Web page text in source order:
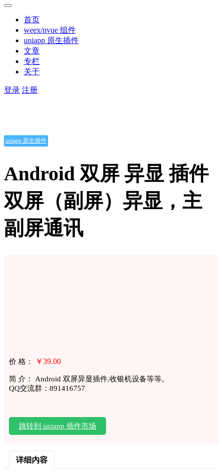
首页
weex/nvue 组件
uniapp 原生插件
文章
专栏
关于
登录 注册
uniapp 原生插件
Android 双屏 异显 插件
双屏（副屏）异显，主
副屏通讯
价 格： ￥39.00
简 介： Android 双屏异显插件,收银机设备等等。
QQ交流群：891416757
跳转到 uniapp 插件市场
详细内容